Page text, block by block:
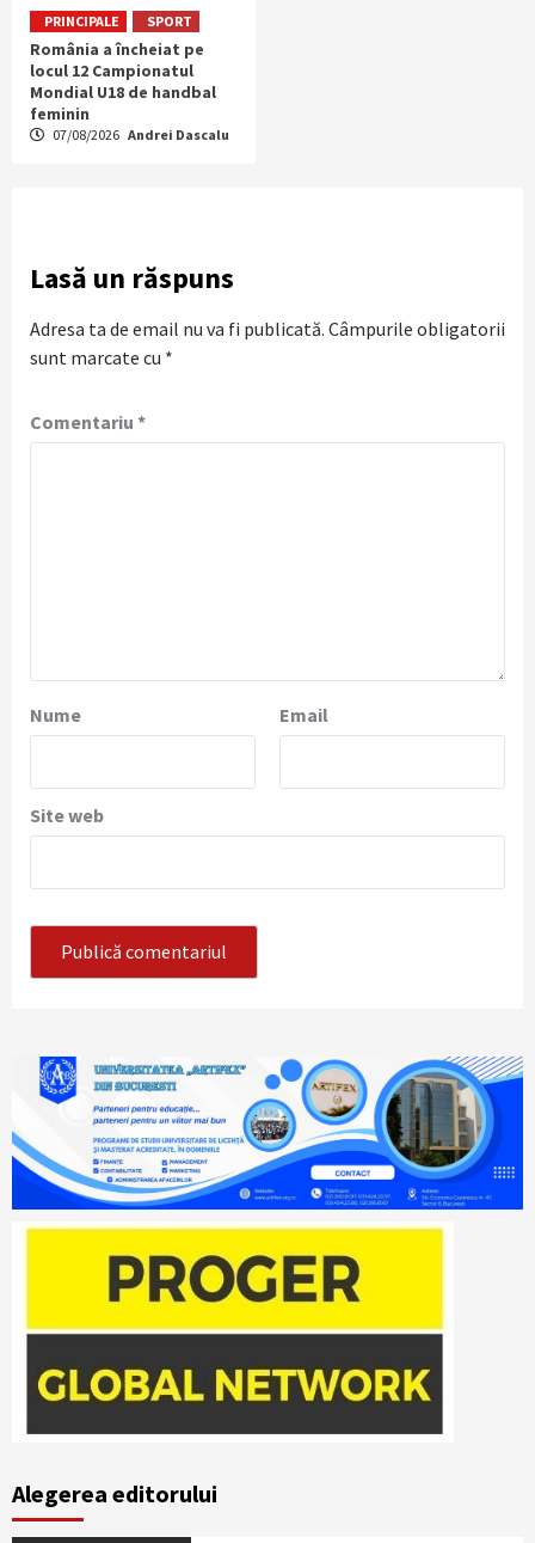
PRINCIPALE
SPORT
România a încheiat pe
locul 12 Campionatul
Mondial U18 de handbal
feminin
07/08/2026 Andrei Dascalu
Lasă un răspuns
Adresa ta de email nu va fi publicată. Câmpurile obligatorii
sunt marcate cu *
Comentariu *
Nume Email
Site web
Alegerea editorului